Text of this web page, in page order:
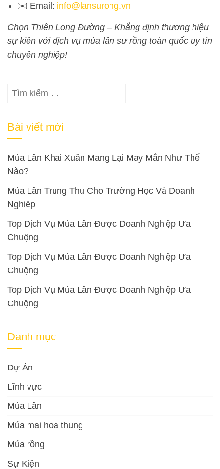
✉️ Email: info@lansurong.vn
Chọn Thiên Long Đường – Khẳng định thương hiệu
sự kiện với dịch vụ múa lân sư rồng toàn quốc uy tín
chuyên nghiệp!
Tìm
Bài viết mới
Múa Lân Khai Xuân Mang Lại May Mắn Như Thế
Nào?
Múa Lân Trung Thu Cho Trường Học Và Doanh
Nghiệp
Top Dịch Vụ Múa Lân Được Doanh Nghiệp Ưa
Chuộng
Top Dịch Vụ Múa Lân Được Doanh Nghiệp Ưa
Chuộng
Top Dịch Vụ Múa Lân Được Doanh Nghiệp Ưa
Chuộng
Danh mục
Dự Án
Lĩnh vực
Múa Lân
Múa mai hoa thung
Múa rồng
Sự Kiện